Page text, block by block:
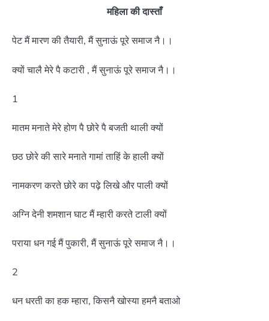
महिला की दास्ताँ
पेट मैं मारण की तैयारी, मैं सुनाऊं पूरे समाज नै।।
क्यों चालै मेरे पै कटारी , मैं सुनाऊं पूरे समाज नै।।
1
मातम मनाते मेरे होण पै छोरे पै बजती थाली क्यों
छठ छोरे की सारे मनाते गामां ताहिं के हाली क्यों
नामकरण करते छोरे का पढ़े लिखे और पाली क्यों
अग्नि देनी शमशान घाट मैं म्हारी करते टाली क्यों
पराया धन गई मैं पुकारी, मैं सुनाऊं पूरे समाज नै।।
2
धन धरती का हक म्हारा, किसनै खोस्या हमनै बताओ